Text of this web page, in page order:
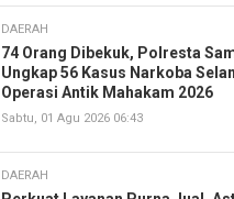
DAERAH
74 Orang Dibekuk, Polresta
Ungkap 56 Kasus Narkoba
Operasi Antik Mahakam 2026
Sabtu, 01 Agu 2026 06:43
DAERAH